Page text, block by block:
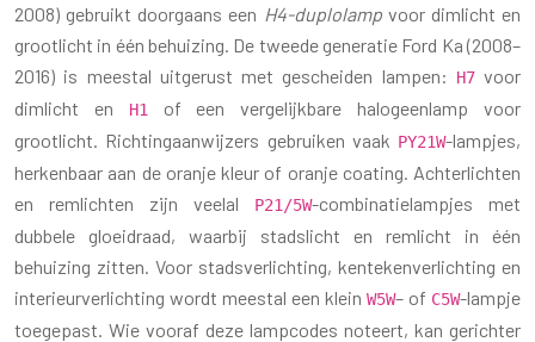
2008) gebruikt doorgaans een H4-duplolampvoor dimlicht en
grootlicht in één behuizing. De tweede generatie Ford Ka (2008–
2016) is meestal uitgerust met gescheiden lampen:
H7voor
dimlicht en
H1
of een vergelijkbare halogeenlamp voor
grootlicht. Richtingaanwijzers gebruiken vaak PY21W-lampjes,
herkenbaar aan de oranje kleur of oranje coating. Achterlichten
en remlichten zijn veelal
P21/5W-combinatielampjes met
dubbele gloeidraad, waarbij stadslicht en remlicht in één
behuizing zitten. Voor stadsverlichting, kentekenverlichting en
interieurverlichting wordt meestal een klein W5W– of C5W-lampje
toegepast. Wie vooraf deze lampcodes noteert, kan gerichter